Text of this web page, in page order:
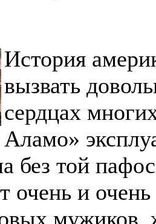
История
вызвать
сердцах
Аламо»
без той
очень и